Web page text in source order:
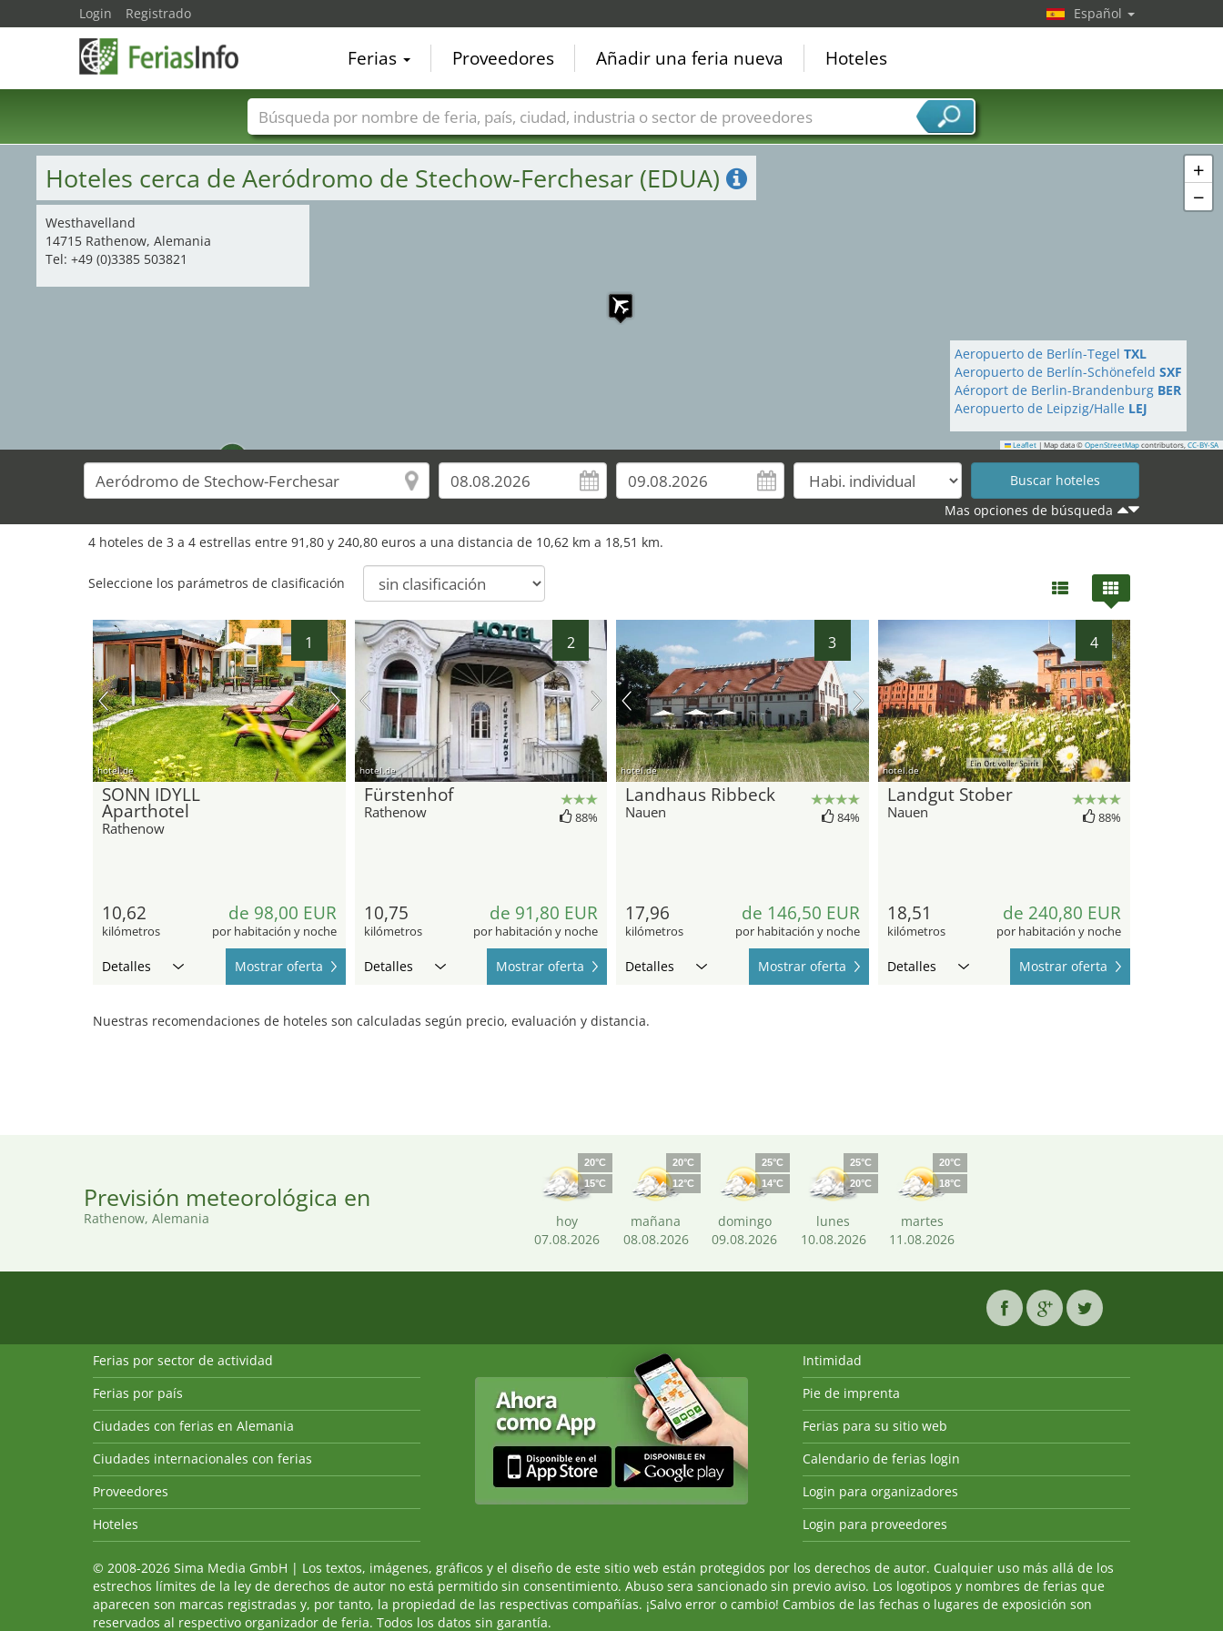
1
2
+
−
Leaflet | Map data © OpenStreetMap contributors, CC-BY-SA
Hoteles cerca de Aeródromo de Stechow-Ferchesar (EDUA)
Westhavelland
14715 Rathenow, Alemania
Tel: +49 (0)3385 503821
Aeropuerto de Berlín-Tegel TXL
Aeropuerto de Berlín-Schönefeld SXF
Aéroport de Berlin-Brandenburg BER
Aeropuerto de Leipzig/Halle LEJ
Mas opciones de búsqueda
4 hoteles de 3 a 4 estrellas entre 91,80 y 240,80 euros a una distancia de 10,62 km a 18,51 km.
Seleccione los parámetros de clasificación
1
hotel.de
SONN IDYLL
Aparthotel
Rathenow
10,62
kilómetros
de 98,00 EUR
por habitación y noche
Detalles Mostrar oferta
2
hotel.de
Fürstenhof
Rathenow 88%
10,75
kilómetros
de 91,80 EUR
por habitación y noche
Detalles Mostrar oferta
3
hotel.de
Landhaus Ribbeck
Nauen 84%
17,96
kilómetros
de 146,50 EUR
por habitación y noche
Detalles Mostrar oferta
4
hotel.de
Landgut Stober
Nauen 88%
18,51
kilómetros
de 240,80 EUR
por habitación y noche
Detalles Mostrar oferta
Nuestras recomendaciones de hoteles son calculadas según precio, evaluación y distancia.
Previsión meteorológica en
Rathenow, Alemania
20°C
15°C
hoy
07.08.2026
20°C
12°C
mañana
08.08.2026
25°C
14°C
domingo
09.08.2026
25°C
20°C
lunes
10.08.2026
20°C
18°C
martes
11.08.2026
Login Registrado Español
Ferias Proveedores Añadir una feria nueva Hoteles
Nombres de ferias Países Ciudades Sectores de ferias Sectores de proveedor de servicios
Ferias por sector de actividad
Ferias por país
Ciudades con ferias en Alemania
Ciudades internacionales con ferias
Proveedores
Hoteles
Intimidad
Pie de imprenta
Ferias para su sitio web
Calendario de ferias login
Login para organizadores
Login para proveedores
© 2008-2026 Sima Media GmbH | Los textos, imágenes, gráficos y el diseño de este sitio web están protegidos por los derechos de autor. Cualquier uso más allá de los
estrechos límites de la ley de derechos de autor no está permitido sin consentimiento. Abuso sera sancionado sin previo aviso. Los logotipos y nombres de ferias que
aparecen son marcas registradas y, por tanto, la propiedad de las respectivas compañías. ¡Salvo error o cambio! Cambios de las fechas o lugares de exposición son
reservados al respectivo organizador de feria. Todos los datos sin garantía.